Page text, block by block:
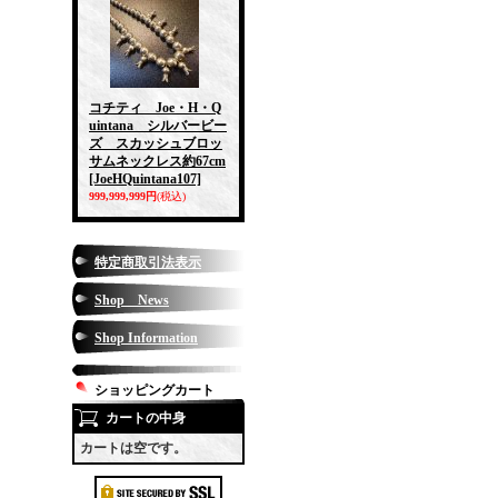
コチティ Joe・H・Q
uintana シルバービー
ズ スカッシュブロッ
サムネックレス約67cm
[JoeHQuintana107]
999,999,999円(税込)
特定商取引法表示
Shop News
Shop Information
ショッピングカート
カートの中身
カートは空です。